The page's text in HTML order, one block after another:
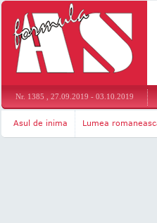
Nr. 1385 , 27.09.2019 - 03.10.2019
Asul de inima Lumea